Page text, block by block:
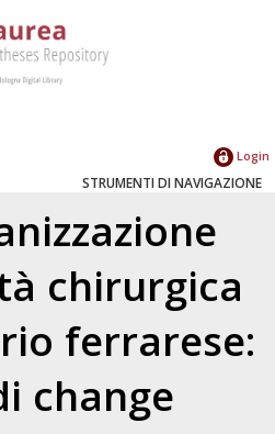
Login
STRUMENTI DI NAVIGAZIONE
chirurgica
ferrarese:
change